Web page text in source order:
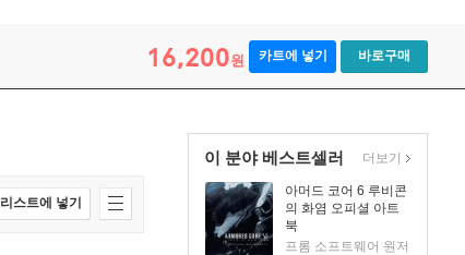
16,200원 카트에 넣기 바로구매
이 분야 베스트셀러
아머드 코어 6 루비콘
의 화염 오피셜 아트
북
프롬 소프트웨어 원저
더보기
리스트에 넣기